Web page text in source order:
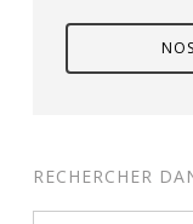
RECHERCHER